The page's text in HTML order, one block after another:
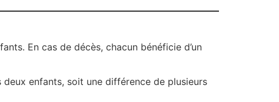
En cas de décès, chacun bénéficie d’un
enfants, soit une différence de plusieurs